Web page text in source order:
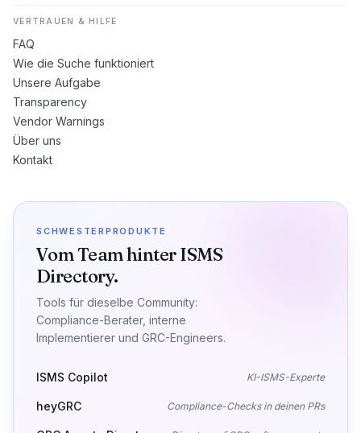
VERTRAUEN & HILFE
FAQ
Wie die Suche funktioniert
Unsere Aufgabe
Transparency
Vendor Warnings
Über uns
Kontakt
SCHWESTERPRODUKTE
Vom Team hinter ISMS
Directory.
Tools für dieselbe Community:
Compliance-Berater, interne
Implementierer und GRC-Engineers.
ISMS Copilot KI-ISMS-Experte
heyGRC Compliance-Checks in deinen PRs